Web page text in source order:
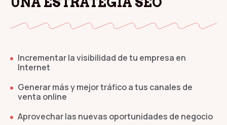
Incrementar la visibilidad de tu empresa en
Internet
Generar más y mejor tráfico a tus canales de
venta online
Aprovechar las nuevas oportunidades de negocio